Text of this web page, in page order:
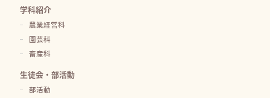
学科紹介
農業経営科
園芸科
畜産科
生徒会・部活動
部活動